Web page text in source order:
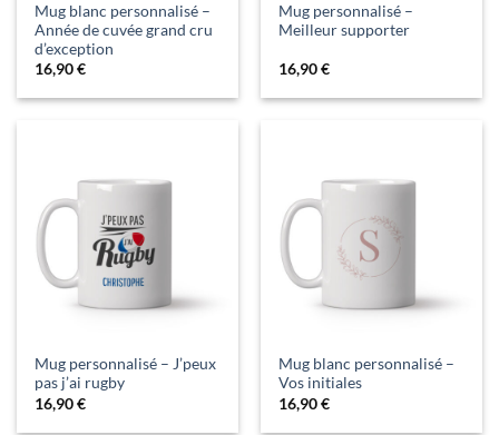
Mug blanc personnalisé –
Année de cuvée grand cru
d’exception
16,90€
Mug personnalisé –
Meilleur supporter
16,90€
Mug personnalisé – J’peux
pas j’ai rugby
16,90€
Mug blanc personnalisé –
Vos initiales
16,90€